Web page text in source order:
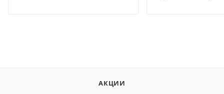
АКЦИИ